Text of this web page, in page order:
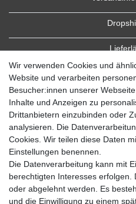
Wir verwenden Cookies und
Website und verarbeiten
Besucher:innen unserer
Inhalte und Anzeigen zu
Drittanbietern einzubinden oder
analysieren. Die
Cookies. Wir teilen diese Daten
Einstellungen benennen.
Die Datenverarbeitung kann mit
berechtigten Interesses erfolgen.
oder abgelehnt werden. Es
und die Einwilligung zu einem